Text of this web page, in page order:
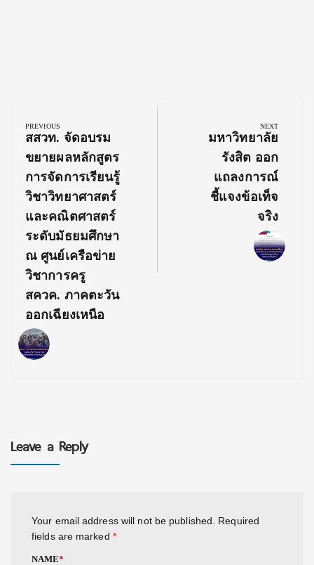
navigation
PREVIOUS
Previous
Post:
สสวท. จัดอบรม
ขยายผลหลักสูตร
การจัดการเรียนรู้
วิชาวิทยาศาสตร์
และคณิตศาสตร์
ระดับมัธยมศึกษา
ณ ศูนย์เครือข่าย
วิชาการครู
สควค. ภาคตะวัน
ออกเฉียงเหนือ
NEXT
Next
Post:
มหาวิทยาลัย
รังสิต ออก
แถลงการณ์
ชี้แจงข้อเท็จ
จริง
Leave a Reply
Your email address will not be published.
Required
fields are marked *
NAME*